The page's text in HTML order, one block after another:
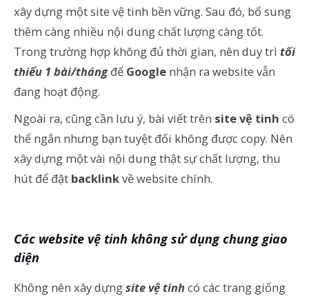
xây dựng một site vệ tinh bền vững. Sau đó, bổ sung
thêm càng nhiều nội dung chất lượng càng tốt.
Trong trường hợp không đủ thời gian, nên duy trì tối
thiểu 1 bài/thángđể Google nhận ra website vẫn
đang hoạt động.
Ngoài ra, cũng cần lưu ý, bài viết trên site vệ tinh có
thể ngắn nhưng bạn tuyệt đối không được copy. Nên
xây dựng một vài nội dung thật sự chất lượng, thu
hút để đặt backlinkvề website chính.
Các website vệ tinh không sử dụng chung giao
diện
Không nên xây dựngsite vệ tinh có các trang giống